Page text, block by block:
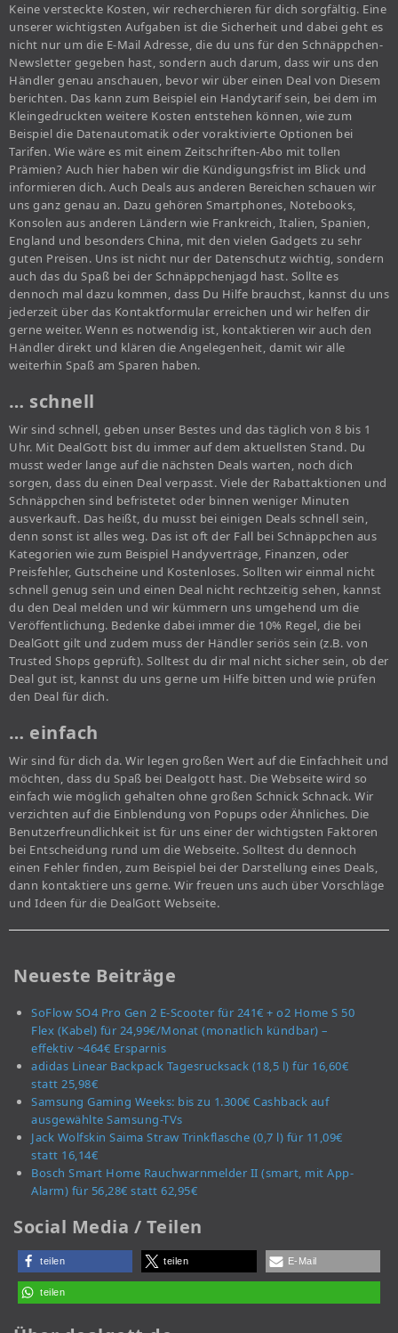
Keine versteckte Kosten, wir recherchieren für dich sorgfältig. Eine
unserer wichtigsten Aufgaben ist die Sicherheit und dabei geht es
nicht nur um die E-Mail Adresse, die du uns für den Schnäppchen-
Newsletter gegeben hast, sondern auch darum, dass wir uns den
Händler genau anschauen, bevor wir über einen Deal von Diesem
berichten. Das kann zum Beispiel ein Handytarif sein, bei dem im
Kleingedruckten weitere Kosten entstehen können, wie zum
Beispiel die Datenautomatik oder voraktivierte Optionen bei
Tarifen. Wie wäre es mit einem Zeitschriften-Abo mit tollen
Prämien? Auch hier haben wir die Kündigungsfrist im Blick und
informieren dich. Auch Deals aus anderen Bereichen schauen wir
uns ganz genau an. Dazu gehören Smartphones, Notebooks,
Konsolen aus anderen Ländern wie Frankreich, Italien, Spanien,
England und besonders China, mit den vielen Gadgets zu sehr
guten Preisen. Uns ist nicht nur der Datenschutz wichtig, sondern
auch das du Spaß bei der Schnäppchenjagd hast. Sollte es
dennoch mal dazu kommen, dass Du Hilfe brauchst, kannst du uns
jederzeit über das Kontaktformular erreichen und wir helfen dir
gerne weiter. Wenn es notwendig ist, kontaktieren wir auch den
Händler direkt und klären die Angelegenheit, damit wir alle
weiterhin Spaß am Sparen haben.
… schnell
Wir sind schnell, geben unser Bestes und das täglich von 8 bis 1
Uhr. Mit DealGott bist du immer auf dem aktuellsten Stand. Du
musst weder lange auf die nächsten Deals warten, noch dich
sorgen, dass du einen Deal verpasst. Viele der Rabattaktionen und
Schnäppchen sind befristetet oder binnen weniger Minuten
ausverkauft. Das heißt, du musst bei einigen Deals schnell sein,
denn sonst ist alles weg. Das ist oft der Fall bei Schnäppchen aus
Kategorien wie zum Beispiel Handyverträge, Finanzen, oder
Preisfehler, Gutscheine und Kostenloses. Sollten wir einmal nicht
schnell genug sein und einen Deal nicht rechtzeitig sehen, kannst
du den Deal melden und wir kümmern uns umgehend um die
Veröffentlichung. Bedenke dabei immer die 10% Regel, die bei
DealGott gilt und zudem muss der Händler seriös sein (z.B. von
Trusted Shops geprüft). Solltest du dir mal nicht sicher sein, ob der
Deal gut ist, kannst du uns gerne um Hilfe bitten und wie prüfen
den Deal für dich.
… einfach
Wir sind für dich da. Wir legen großen Wert auf die Einfachheit und
möchten, dass du Spaß bei Dealgott hast. Die Webseite wird so
einfach wie möglich gehalten ohne großen Schnick Schnack. Wir
verzichten auf die Einblendung von Popups oder Ähnliches. Die
Benutzerfreundlichkeit ist für uns einer der wichtigsten Faktoren
bei Entscheidung rund um die Webseite. Solltest du dennoch
einen Fehler finden, zum Beispiel bei der Darstellung eines Deals,
dann kontaktiere uns gerne. Wir freuen uns auch über Vorschläge
und Ideen für die DealGott Webseite.
Neueste Beiträge
SoFlow SO4 Pro Gen 2 E-Scooter für 241€ + o2 Home S 50
Flex (Kabel) für 24,99€/Monat (monatlich kündbar) –
effektiv ~464€ Ersparnis
adidas Linear Backpack Tagesrucksack (18,5 l) für 16,60€
statt 25,98€
Samsung Gaming Weeks: bis zu 1.300€ Cashback auf
ausgewählte Samsung-TVs
Jack Wolfskin Saima Straw Trinkflasche (0,7 l) für 11,09€
statt 16,14€
Bosch Smart Home Rauchwarnmelder II (smart, mit App-
Alarm) für 56,28€ statt 62,95€
Social Media / Teilen
teilen teilen E-Mail
teilen